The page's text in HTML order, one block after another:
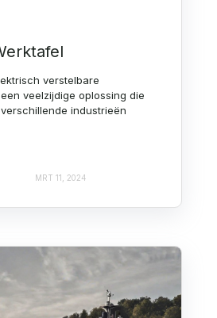
verstelbare
veelzijdige oplossing die
industrieën
MRT 11, 2024